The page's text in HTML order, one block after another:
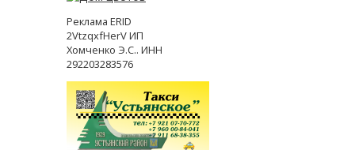
Реклама ERID
2VtzqxfHerV ИП
Хомченко Э.С.. ИНН
292203283576